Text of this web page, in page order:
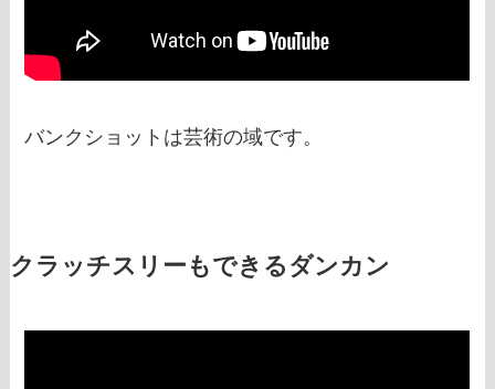
バンクショットは芸術の域です。
クラッチスリーもできるダンカン